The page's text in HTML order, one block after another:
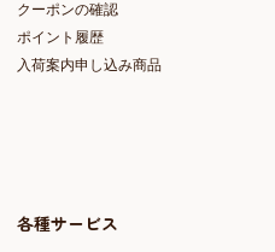
クーポンの確認
ポイント履歴
入荷案内申し込み商品
各種サービス